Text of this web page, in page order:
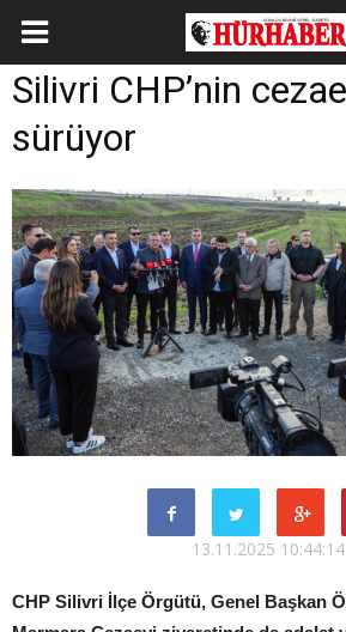
Silivri CHP’nin
sürüyor
13.11.2025 10:44:14
CHP Silivri İlçe Örgütü, Genel Başkan